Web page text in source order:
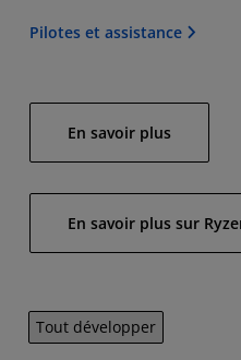
Pilotes et assistance
En savoir plus
En savoir plus sur
Tout développer